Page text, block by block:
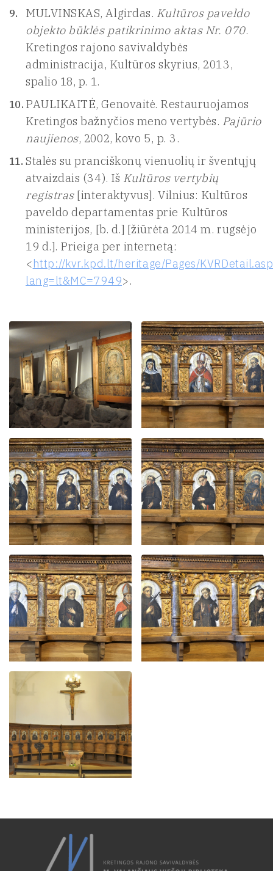
MULVINSKAS, Algirdas. Kultūros paveldo
objekto būklės patikrinimo aktas Nr. 070.
Kretingos rajono savivaldybės
administracija, Kultūros skyrius, 2013,
spalio 18, p. 1.
PAULIKAITĖ, Genovaitė. Restauruojamos
Kretingos bažnyčios meno vertybės. Pajūrio
naujienos, 2002, kovo 5, p. 3.
Stalės su pranciškonų vienuolių ir šventųjų
atvaizdais (34). Iš Kultūros vertybių
registras[interaktyvus]. Vilnius: Kultūros
paveldo departamentas prie Kultūros
ministerijos, [b. d.] [žiūrėta 2014 m. rugsėjo
19 d.]. Prieiga per internetą:
<http://kvr.kpd.lt/heritage/Pages/
lang=lt&MC=7949>.